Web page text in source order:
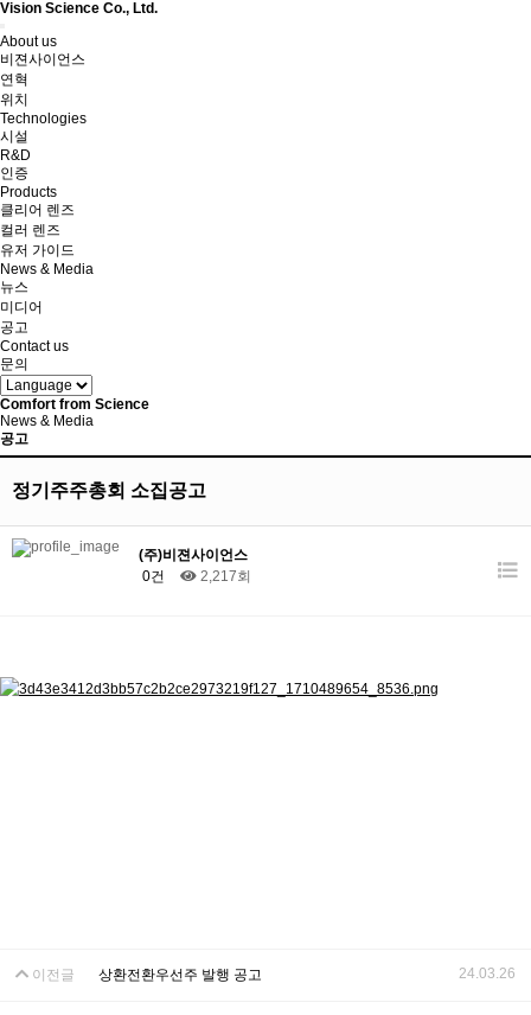
Vision Science Co., Ltd.
Toggle
navigation
About us
비젼사이언스
연혁
위치
Technologies
시설
R&D
인증
Products
클리어 렌즈
컬러 렌즈
유저 가이드
News & Media
뉴스
미디어
공고
Contact us
문의
Comfort from Science
News & Media
공고
정기주주총회 소집공고
(주)비젼사이언스
0건
2,217회
이전글 상환전환우선주 발행 공고 24.03.26